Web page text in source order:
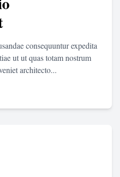
consequuntur expedita
ut ut quas totam nostrum
architecto...